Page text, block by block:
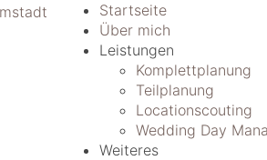
Startseite
Über mich
Leistungen
Komplettplanung
Teilplanung
Locationscouting
Wedding Day
Weiteres